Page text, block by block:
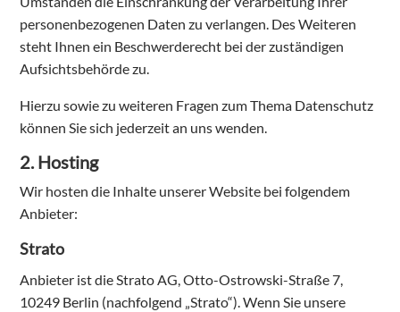
personenbezogenen Daten zu verlangen. Des Weiteren
steht Ihnen ein Beschwerderecht bei der zuständigen
Aufsichtsbehörde zu.
Hierzu sowie zu weiteren Fragen zum Thema Datenschutz
können Sie sich jederzeit an uns wenden.
2. Hosting
Wir hosten die Inhalte unserer Website bei folgendem
Anbieter:
Strato
Anbieter ist die Strato AG, Otto-Ostrowski-Straße 7,
10249 Berlin (nachfolgend „Strato“). Wenn Sie unsere